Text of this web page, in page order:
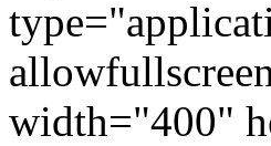
width="400"